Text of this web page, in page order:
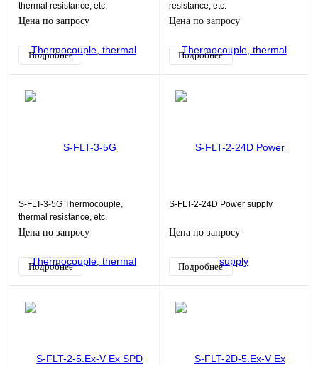
thermal resistance, etc.
Цена по запросу
Подробнее
resistance, etc.
Цена по запросу
Подробнее
S-FLT-3-5G Thermocouple,
thermal resistance, etc.
Цена по запросу
Подробнее
S-FLT-2-24D Power supply
Цена по запросу
Подробнее